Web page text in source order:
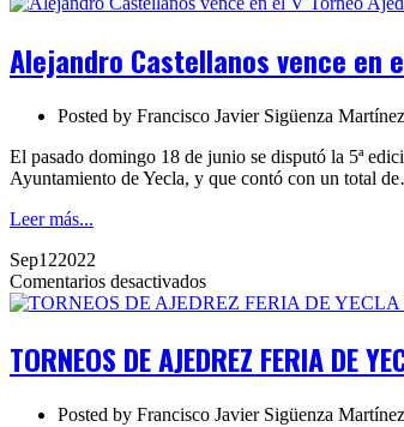
en
V
Ajedrez
Fiestas
Yecla
Alejandro Castellanos vence en
Posted by Francisco Javier Sigüenza Martínez
El pasado domingo 18 de junio se disputó la 5ª
Ayuntamiento de Yecla, y que contó con un total
Leer más...
Sep122022
Comentarios desactivadosen
TORNEOS
AJEDREZ
FERIA
YECLA
TORNEOS DE AJEDREZ FERIA DE
Posted by Francisco Javier Sigüenza Martínez